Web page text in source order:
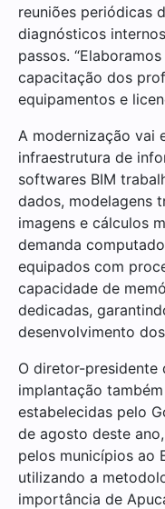
reuniões periódicas
diagnósticos
passos.
capacitação dos
equipamentos e
A modernização vai
infraestrutura de
softwares BIM
dados, modelagens
imagens e cálculos
demanda
equipados com
capacidade de
dedicadas,
desenvolvimento
O diretor-presidente
implantação
estabelecidas pelo
de agosto deste
pelos municípios ao
utilizando a
importância de